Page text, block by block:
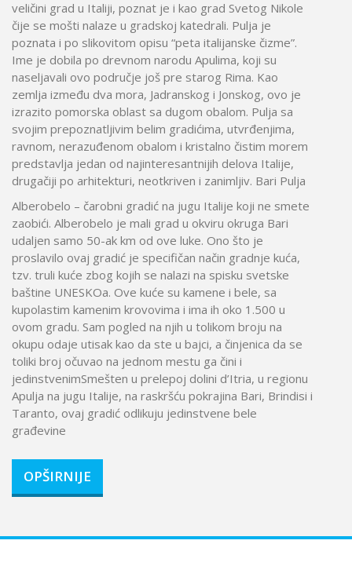
veličini grad u Italiji, poznat je i kao grad Svetog Nikole
čije se mošti nalaze u gradskoj katedrali. Pulja je
poznata i po slikovitom opisu “peta italijanske čizme”.
Ime je dobila po drevnom narodu Apulima, koji su
naseljavali ovo područje još pre starog Rima. Kao
zemlja između dva mora, Jadranskog i Jonskog, ovo je
izrazito pomorska oblast sa dugom obalom. Pulja sa
svojim prepoznatljivim belim gradićima, utvrđenjima,
ravnom, nerazuđenom obalom i kristalno čistim morem
predstavlja jedan od najinteresantnijih delova Italije,
drugačiji po arhitekturi, neotkriven i zanimljiv. Bari Pulja
Alberobelo – čarobni gradić na jugu Italije koji ne smete
zaobići. Alberobelo je mali grad u okviru okruga Bari
udaljen samo 50-ak km od ove luke. Ono što je
proslavilo ovaj gradić je specifičan način gradnje kuća,
tzv. truli kuće zbog kojih se nalazi na spisku svetske
baštine UNESKOa. Ove kuće su kamene i bele, sa
kupolastim kamenim krovovima i ima ih oko 1.500 u
ovom gradu. Sam pogled na njih u tolikom broju na
okupu odaje utisak kao da ste u bajci, a činjenica da se
toliki broj očuvao na jednom mestu ga čini i
jedinstvenimSmešten u prelepoj dolini d’Itria, u regionu
Apulja na jugu Italije, na raskršću pokrajina Bari, Brindisi i
Taranto, ovaj gradić odlikuju jedinstvene bele
građevine
OPŠIRNIJE